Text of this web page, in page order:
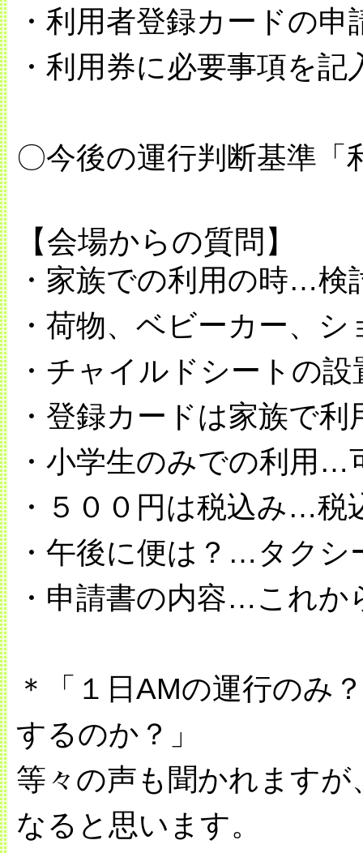
・利用者登録カードの申
・利用券に必要事項を
〇今後の運行判断基準「
【会場からの質問】
・家族での利用の時…検
・荷物、ベビーカー、
・チャイルドシートの
・登録カードは家族で
・小学生のみでの利用…
・５００円は税込み…税
・午後に便は？…タクシ
・申請書の内容…これか
＊「１日AMの運行のみ
するのか？」
等々の声も聞かれます
なると思います。